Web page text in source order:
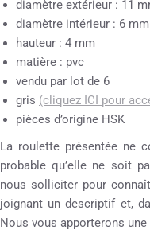
diamètre extérieur : 11
diamètre intérieur : 6 mm
hauteur : 4 mm
matière : pvc
vendu par lot de 6
gris (cliquez ICI pour
pièces d’origine HSK
La roulette présentée ne
probable qu’elle ne soit
nous solliciter pour
joignant un descriptif et,
Nous vous apporterons